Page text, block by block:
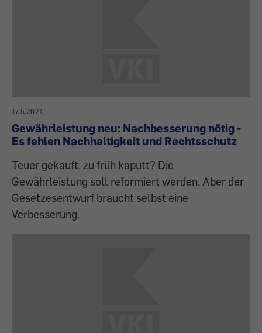
17.5.2021
Gewährleistung neu: Nachbesserung nötig -
Es fehlen Nachhaltigkeit und Rechtsschutz
Teuer gekauft, zu früh kaputt? Die
Gewährleistung soll reformiert werden. Aber der
Gesetzesentwurf braucht selbst eine
Verbesserung.